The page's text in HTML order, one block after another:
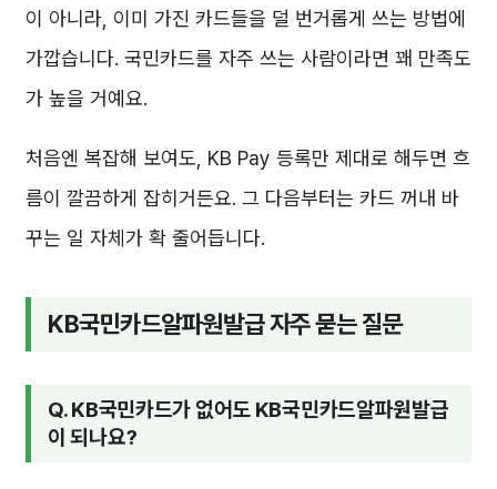
이 아니라, 이미 가진 카드들을 덜 번거롭게 쓰는 방법에
가깝습니다. 국민카드를 자주 쓰는 사람이라면 꽤 만족도
가 높을 거예요.
처음엔 복잡해 보여도, KB Pay 등록만 제대로 해두면 흐
름이 깔끔하게 잡히거든요. 그 다음부터는 카드 꺼내 바
꾸는 일 자체가 확 줄어듭니다.
KB국민카드알파원발급 자주 묻는 질문
Q. KB국민카드가 없어도 KB국민카드알파원발급
이 되나요?